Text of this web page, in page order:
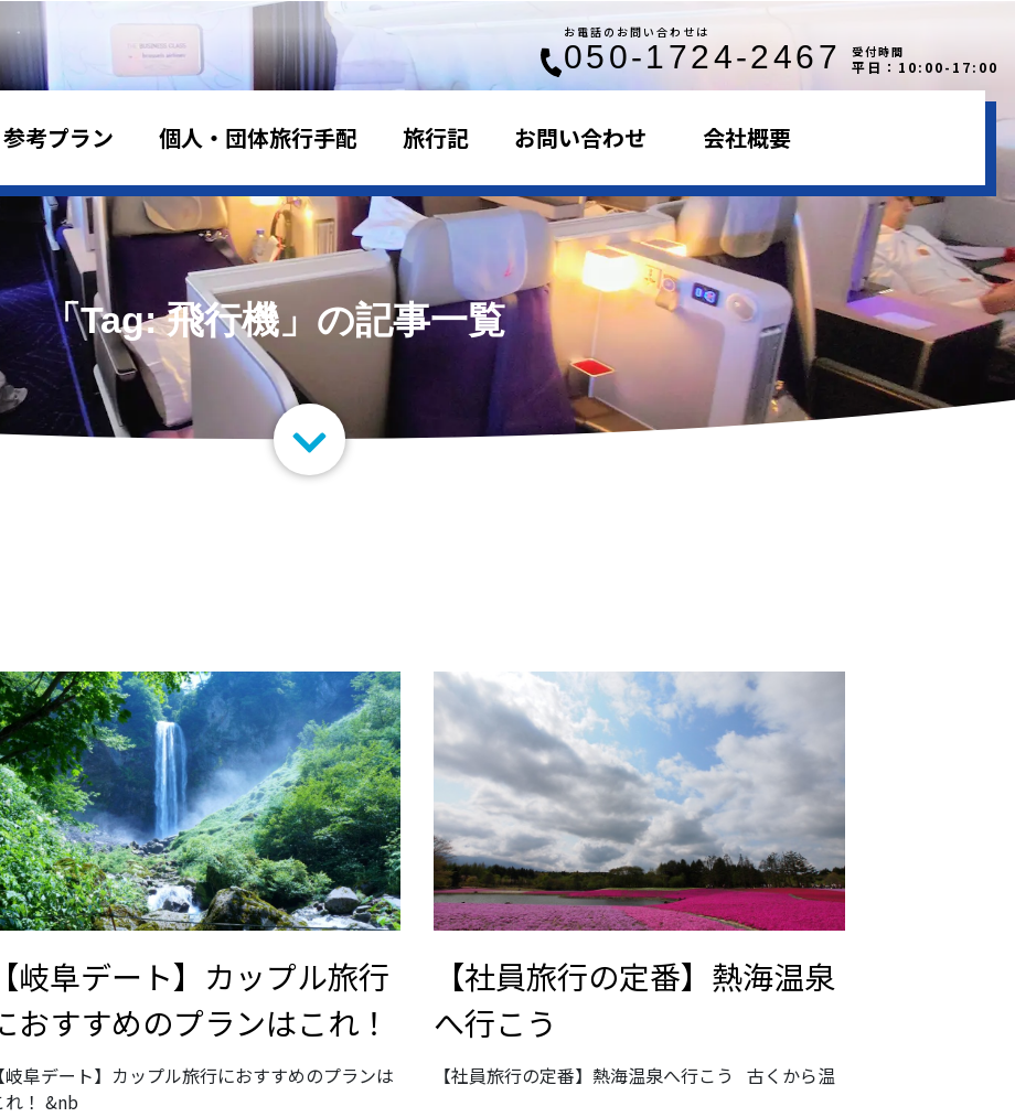
お電話のお問い合わせは
050-1724-2467 受付時間
平日：10:00-17:00
参考プラン 個人・団体旅行手配 旅行記 お問い合わせ 会社概要
「Tag: 飛行機」の記事一覧
【岐阜デート】カップル旅行
おすすめのプランはこれ！
【岐阜デート】カップル旅行におすすめのプランは
れ！ &nb
【社員旅行の定番】熱海温泉
へ行こう
【社員旅行の定番】熱海温泉へ行こう 古くから温